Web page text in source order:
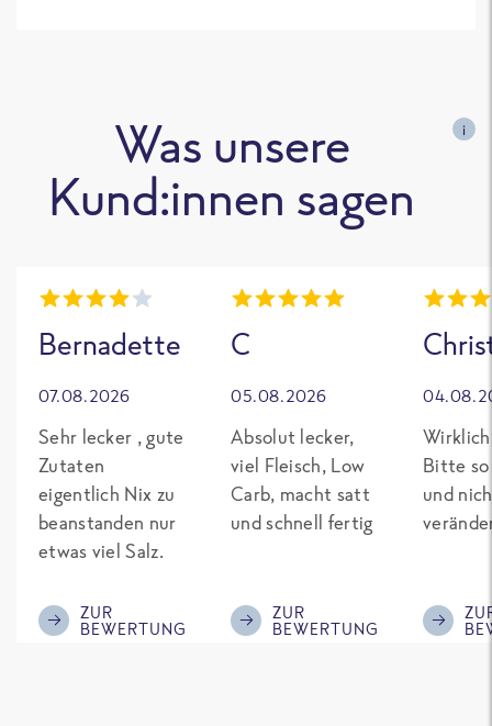
Was unsere
Kund:innen sagen
i
Bernadette
07.08.2026
Sehr lecker , gute
Zutaten
eigentlich Nix zu
beanstanden nur
etwas viel Salz.
ZUR
BEWERTUNG
C
05.08.2026
Absolut lecker,
viel Fleisch, Low
Carb, macht satt
und schnell fertig
ZUR
BEWERTUNG
Bitte so
und